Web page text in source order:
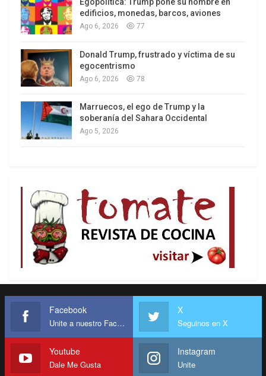
Los latinos le van dando la espalda a Trump
edificios, monedas, barcos, aviones
Ago 6, 2026 77
Donald Trump, frustrado y víctima de su
egocentrismo
Ago 6, 2026 78
Marruecos, el ego de Trump y la
soberanía del Sahara Occidental
Ago 5, 2026
Facebook
Unite a nuestro Facebook
X
Seguinos en X
Youtube
Dale Me Gusta
Instagram
Unite